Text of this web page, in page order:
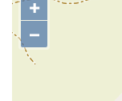
+
–